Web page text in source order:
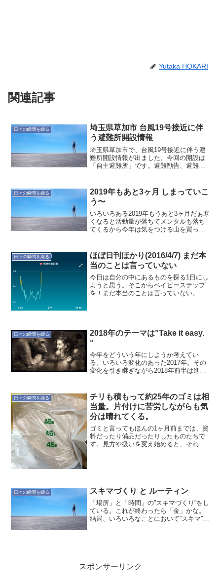
Yutaka HOKARI
関連記事
日々の瞬間を綴る
埼玉県草加市 台風19号接近に伴
う避難所開設情報
埼玉県草加市で、台風19号接近に伴う避
難所開設情報が出ました。今回の開設は
「自主避難所」です。避難勧告、避難指
ページなどで情報を確認してください。
「自主避難所」10月11...
日々の瞬間を綴る
2019年もあと3ヶ月 しまっていこ
う〜
いろいろある2019年もうあと3ヶ月だぁ寒
くなると活動量が落ちてメンタルも落ち
てくるから今年は気をつける山を買った
日々の瞬間を綴る
ほぼ日刊ほかり(2016/4/7) まだ本
当のことは言っていない
今日は自分の中にあるものを探る1日にし
ようと思う。そこからベイビーステップ
を！まだ本当のことは言っていない。で
日々の瞬間を綴る
2018年のテーマは”Take it easy.
“
今年をどういう年にしようか考えてい
る。いろいろ変化のあった2017年。その
変化を引き継ぎながら2018年前半は進ん
ッチ画像にあるように、よく分からない
感じで笑って行こう...
日々の瞬間を綴る
チリも積もって約25年のゴミは相
当量。片付けに苦労しながらも気
分は晴れてくる。
ゴミと言ってもほんの1ヶ月前までは、資
料だったり備品だったりしたものたちで
す。見方や扱いを変え始めると、それら
日々の瞬間を綴る スキマづくり と ルーティン
「場所」と「時間」の”スキマづくり”をし
ている。これが終わったら「金」かな。
結局、いろいろなことにおいて”スキマ”は
スポンサーリンク